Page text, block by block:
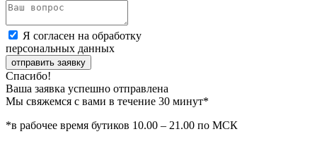
Я согласен на обработку
персональных данных
отправить заявку
Спасибо!
Ваша заявка успешно отправлена
Мы свяжемся с вами в течение 30 минут*
*в рабочее время бутиков 10.00 – 21.00 по МСК